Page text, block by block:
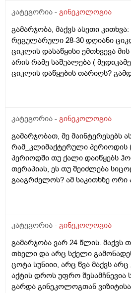
ჩვეულებრივ 3-4 დღე,მაგრამ
მალევე ვირუსი
შეგრძნებაც მქონდა. მალევე
ტესტი,უარყოფითი იყო. ეგ
რამოდენიმე დღე მქონდა. ახლა
ველოდები,მაგრამ არ
მოქმედებსო,2 კვირის წინ სხვა
გავიკეთე ისევ უარყოფითია.
განმავლობაში ვერ ვახერხებ
რაიმე შანსი ფეხმძიმობის? აზრი
ტესტს? მენტრუაცია
30 დღე შუალედი.
კატეგორია - გინეკოლოგია
გამარჯობა, მაქვს ასეთი
რეგულარული 28-30 დღიანი
ციკლის დასაწყისი ემთხვევა
არის რამე საშუალება (
ციკლის დაწყების თარიღს?
კატეგორია - გინეკოლოგია
გამარჯობათ, მე მაინტერესებს
რამ_კლიმაქტერული პერიოდის
პერიოდში თუ ქალი დაიწყებს
თერაპიას, ეს თუ შეიძლება
გააგრძელოს? ამ საკითხზე
ჰორმონჩანაცვლებითი
დაავადებებსა და ალცჰაიმერის
სიმსივნურ პროცესებს უწყობს
საკვერცხეები და
შეიძლება, მითხრათ_დიდი
გულისხმიერებისთვის!
კატეგორია - გინეკოლოგია
გამარჯობა ვარ 24 წლის. მაქვს
თხელი და არც სქელი
ცოტა სუნიიი, არც წვა მაქვს
აქტის დროს უფრო შესამჩნევია
გარდა გინეკოლოგთან